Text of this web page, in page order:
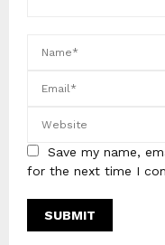
Save my name,
for the next time I